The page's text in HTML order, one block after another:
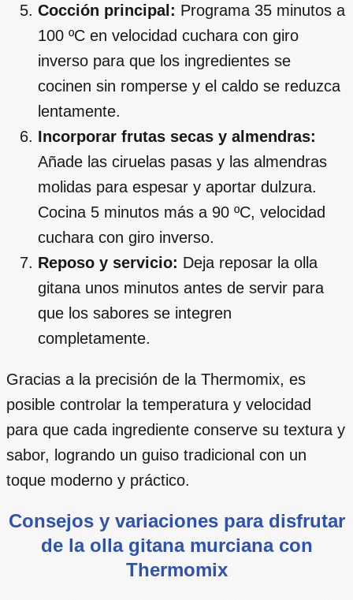
Cocción principal: Programa 35 minutos a
100 ºC en velocidad cuchara con giro
inverso para que los ingredientes se
cocinen sin romperse y el caldo se reduzca
lentamente.
Incorporar frutas secas y almendras:
Añade las ciruelas pasas y las almendras
molidas para espesar y aportar dulzura.
Cocina 5 minutos más a 90 ºC, velocidad
cuchara con giro inverso.
Reposo y servicio: Deja reposar la olla
gitana unos minutos antes de servir para
que los sabores se integren
completamente.
Gracias a la precisión de la Thermomix, es
posible controlar la temperatura y velocidad
para que cada ingrediente conserve su textura y
sabor, logrando un guiso tradicional con un
toque moderno y práctico.
Consejos y variaciones para disfrutar
de la olla gitana murciana con
Thermomix